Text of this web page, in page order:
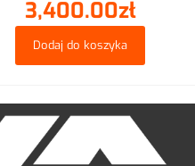
3,400.00zł
Dodaj do koszyka